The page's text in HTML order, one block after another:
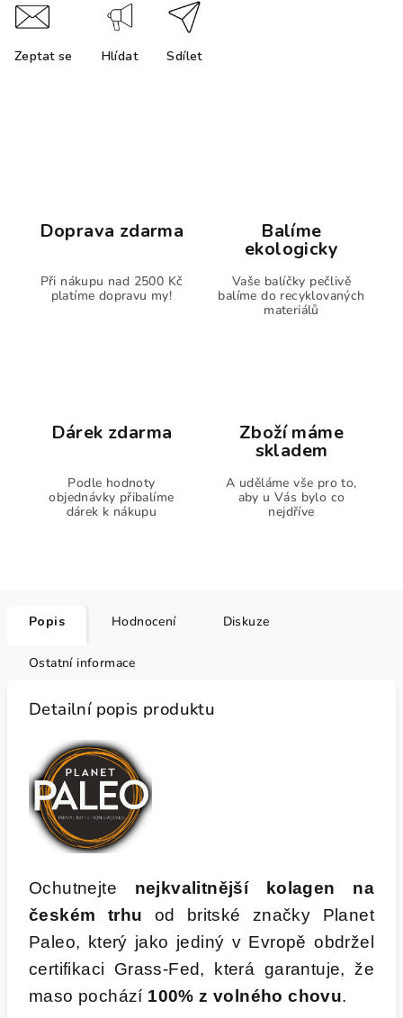
Zeptat se Hlídat Sdílet
Doprava zdarma
Při nákupu nad 2500 Kč
platíme dopravu my!
Balíme
ekologicky
Vaše balíčky pečlivě
balíme do recyklovaných
materiálů
Dárek zdarma
Podle hodnoty
objednávky přibalíme
dárek k nákupu
Zboží máme
skladem
A uděláme vše pro to,
aby u Vás bylo co
nejdříve
Popis Hodnocení Diskuze
Ostatní informace
Detailní popis produktu
Ochutnejte nejkvalitnější kolagen na
českém trhu od britské značky Planet
Paleo, který jako jediný v Evropě obdržel
certifikaci Grass-Fed, která garantuje, že
maso pochází 100% z volného chovu.